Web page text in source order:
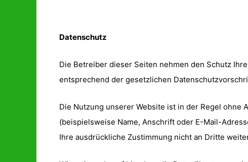
Datenschutz
Die Betreiber dieser Seiten nehmen den Schutz
entsprechend der gesetzlichen
Die Nutzung unserer Website ist in der Regel ohne
(beispielsweise Name, Anschrift oder E-Mail-
Ihre ausdrückliche Zustimmung nicht an Dritte